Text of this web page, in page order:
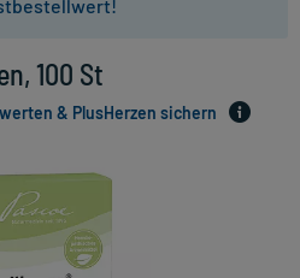
100 St
& PlusHerzen sichern